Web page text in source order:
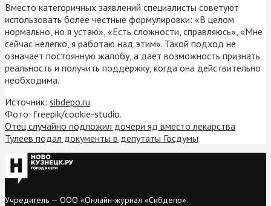
Вместо категоричных заявлений специалисты советуют
использовать более честные формулировки: «В целом
нормально, но я устаю», «Есть сложности, справляюсь», «Мне
сейчас нелегко, я работаю над этим». Такой подход не
означает постоянную жалобу, а даёт возможность признать
реальность и получить поддержку, когда она действительно
необходима.
Источник: sibdepo.ru
Фото: freepik/cookie-studio.
Отец случайно подложил дочери яд вместо лекарства
Тулеев подал документы в депутаты Госдумы
Учредитель — ООО «Онлайн-журнал «Сибдепо».